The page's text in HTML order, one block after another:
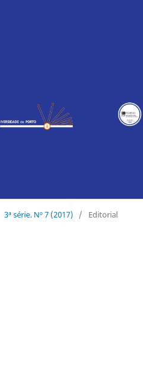
3ª série. Nº 7 (2017) / Editorial